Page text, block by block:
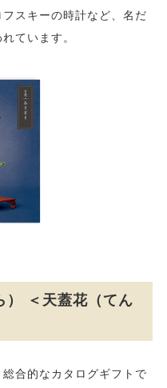
スキーの時計など、名だ
ています。
） ＜天蓋花（てん
合的なカタログギフトで